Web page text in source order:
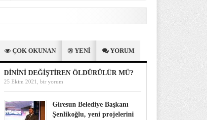
ÇOK OKUNAN YENİ YORUM
DİNİNİ DEĞİŞTİREN ÖLDÜRÜLÜR MÜ?
25 Ekim 2021, bir yorum
Giresun Belediye Başkanı
Şenlikoğlu, yeni projelerini